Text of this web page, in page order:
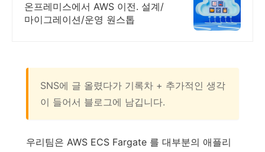
온프레미스에서 AWS 이전. 설계/
마이그레이션/운영 원스톱
SNS에 글 올렸다가 기록차 + 추가적인 생각
이 들어서 블로그에 남깁니다.
우리팀은 AWS ECS Fargate 를 대부분의 애플리